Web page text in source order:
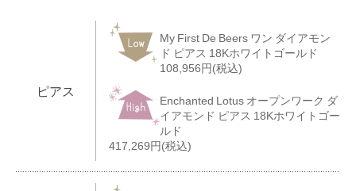
ピアス
My First De Beers ワン ダイアモン
ド ピアス 18Kホワイトゴールド
108,956円(税込)
Enchanted Lotus オープンワーク ダ
イアモンド ピアス 18Kホワイトゴー
ルド
417,269円(税込)